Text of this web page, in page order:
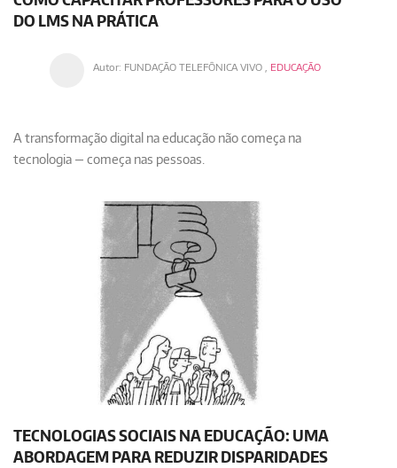
DO LMS NA PRÁTICA
Autor: FUNDAÇÃO TELEFÔNICA VIVO EDUCAÇÃO
A transformação digital na educação não começa na
tecnologia — começa nas pessoas.
TECNOLOGIAS SOCIAIS NA EDUCAÇÃO: UMA
ABORDAGEM PARA REDUZIR DISPARIDADES